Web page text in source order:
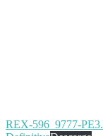
REX-596_9777-